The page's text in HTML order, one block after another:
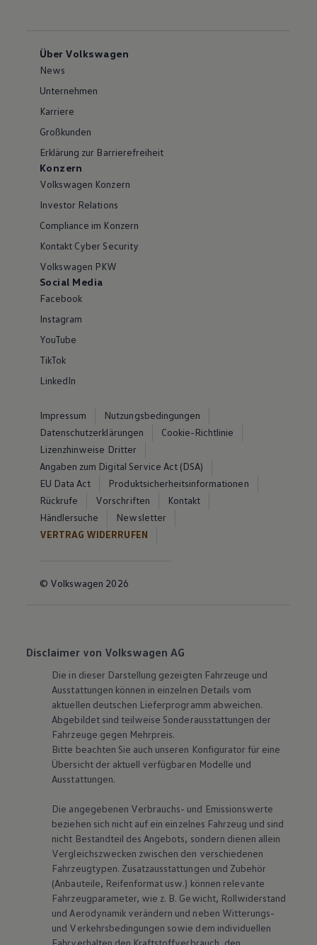
Über Volkswagen
News
Unternehmen
Karriere
Großkunden
Erklärung zur Barrierefreiheit
Konzern
Volkswagen Konzern
Investor Relations
Compliance im Konzern
Kontakt Cyber Security
Volkswagen PKW
Social Media
Facebook
Instagram
YouTube
TikTok
LinkedIn
Impressum
Nutzungsbedingungen
Datenschutzerklärungen
Cookie-Richtlinie
Lizenzhinweise Dritter
Angaben zum Digital Service Act (DSA)
EU Data Act
Produktsicherheitsinformationen
Rückrufe
Vorschriften
Kontakt
Händlersuche
Newsletter
VERTRAG WIDERRUFEN
© Volkswagen 2026
Disclaimer von Volkswagen AG
Die in dieser Darstellung gezeigten Fahrzeuge und
Ausstattungen können in einzelnen Details vom
aktuellen deutschen Lieferprogramm abweichen.
Abgebildet sind teilweise Sonderausstattungen der
Fahrzeuge gegen Mehrpreis.
Bitte beachten Sie auch unseren Konfigurator für eine
Übersicht der aktuell verfügbaren Modelle und
Ausstattungen.
Die angegebenen Verbrauchs- und Emissionswerte
beziehen sich nicht auf ein einzelnes Fahrzeug und sind
nicht Bestandteil des Angebots, sondern dienen allein
Vergleichszwecken zwischen den verschiedenen
Fahrzeugtypen. Zusatzausstattungen und Zubehör
(Anbauteile, Reifenformat usw.) können relevante
Fahrzeugparameter, wie z. B. Gewicht, Rollwiderstand
und Aerodynamik verändern und neben Witterungs-
und Verkehrsbedingungen sowie dem individuellen